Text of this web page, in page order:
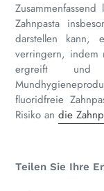
Zahnpasta
darstellen
verringern, indem
ergreift
fluoridfreie
Risiko an die
Teilen Sie Ihre